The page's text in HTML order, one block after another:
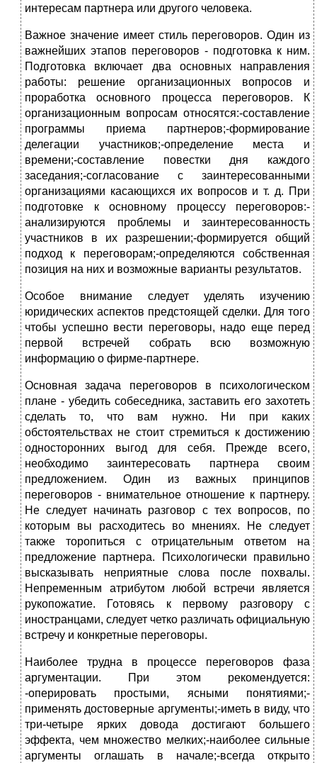
интересам партнера или другого человека.
Важное значение имеет стиль переговоров. Один из
важнейших этапов переговоров - подготовка к ним.
Подготовка включает два основных направления
работы: решение организационных вопросов и
проработка основного процесса переговоров. К
организационным вопросам относятся:-составление
программы приема партнеров;-формирование
делегации участников;-определение места и
времени;-составление повестки дня каждого
заседания;-согласование с заинтересованными
организациями касающихся их вопросов и т. д. При
подготовке к основному процессу переговоров:-
анализируются проблемы и заинтересованность
участников в их разрешении;-формируется общий
подход к переговорам;-определяются собственная
позиция на них и возможные варианты результатов.
Особое внимание следует уделять изучению
юридических аспектов предстоящей сделки. Для того
чтобы успешно вести переговоры, надо еще перед
первой встречей собрать всю возможную
информацию о фирме-партнере.
Основная задача переговоров в психологическом
плане - убедить собеседника, заставить его захотеть
сделать то, что вам нужно. Ни при каких
обстоятельствах не стоит стремиться к достижению
односторонних выгод для себя. Прежде всего,
необходимо заинтересовать партнера сво­им
предложением. Один из важных принципов
переговоров - внимательное отношение к партнеру.
Не следует начинать разговор с тех вопросов, по
которым вы расходитесь во мнениях. Не следует
также торопиться с отрицательным ответом на
предложение партнера. Психологически правильно
высказывать неприятные слова после похвалы.
Непременным атрибутом любой встречи является
рукопо­жатие. Готовясь к первому разговору с
иностранцами, следует четко различать официальную
встречу и конкретные переговоры.
Наиболее трудна в процессе переговоров фаза
аргумента­ции. При этом рекомендуется:
-оперировать простыми, ясными понятиями;-
применять достоверные аргументы;-иметь в виду, что
три-четыре ярких довода достигают большего
эффекта, чем множество мелких;-наиболее сильные
аргументы оглашать в начале;-всегда открыто